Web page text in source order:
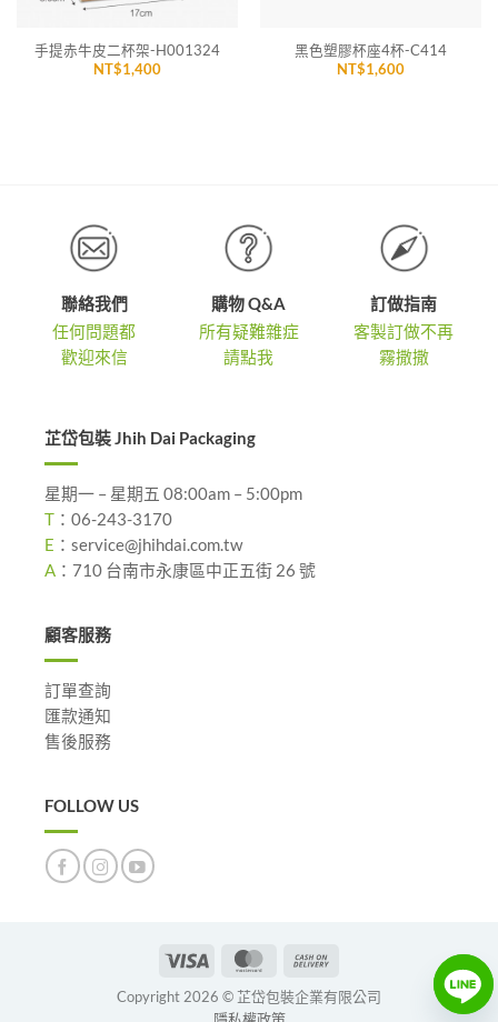
手提赤牛皮二杯架-H001324
NT$1,400
黑色塑膠杯座4杯-C414
NT$1,600
聯絡我們
任何問題都
歡迎來信
購物 Q&A
所有疑難雜症
請點我
訂做指南
客製訂做不再
霧撒撒
芷岱包裝 Jhih Dai Packaging
星期一 – 星期五 08:00am – 5:00pm
T ： 06-243-3170
E ： service@jhihdai.com.tw
A ： 710 台南市永康區中正五街 26 號
顧客服務
訂單查詢
匯款通知
售後服務
FOLLOW US
Visa MasterCard
Delivery
Copyright 2026 © 芷岱包裝企業有限公司